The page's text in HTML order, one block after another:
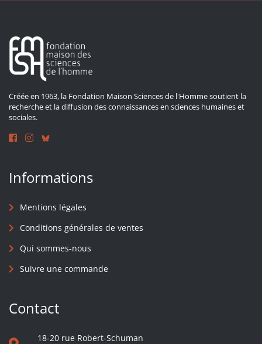
Créée en 1963, la Fondation Maison Sciences de l'Homme soutient la
recherche et la diffusion des connaissances en sciences humaines et
sociales.
Informations
Mentions légales
Conditions générales de ventes
Qui sommes-nous
Suivre une commande
Contact
18-20 rue Robert-Schuman